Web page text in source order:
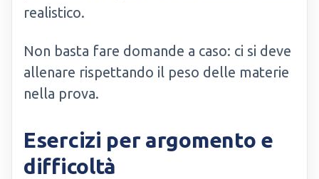
realistico.
Non basta fare domande a caso: ci si deve
allenare rispettando il peso delle materie
nella prova.
Esercizi per argomento e
difficoltà